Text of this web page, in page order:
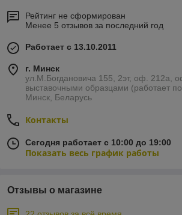
Рейтинг не сформирован
Менее 5 отзывов за последний год
Работает с 13.10.2011
г. Минск
ул.М.Богдановича 155, 2эт, оф. 212а,
выставочными образцами (работает
Минск, Беларусь
Контакты
Сегодня работает с 10:00 до 19:00
Показать весь график работы
Отзывы о магазине